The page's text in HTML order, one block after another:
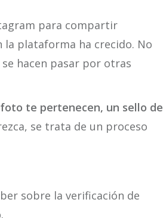
para compartir
la plataforma ha crecido. No
hacen pasar por otras
te pertenecen, un sello de
se trata de un proceso
sobre la verificación de